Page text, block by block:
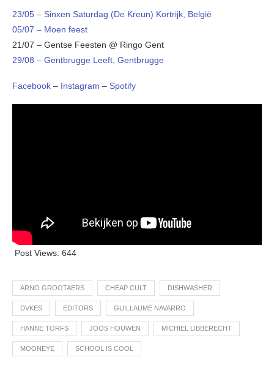
23/05 – Sinxen Saturdag (De Kreun) Kortrijk, België
05/07 – Moen feest
21/07 – Gentse Feesten @ Ringo Gent
29/08 – Gentbrugge Leeft, Gentbrugge
Facebook – Instagram – Spotify
Post Views: 644
ARNO GROOTAERS CHEAP CULT DISHWASHER
DVKES EDITORS GUILLAUME NAVARRO
HANNE TORFS JOOS HOUWEN MICHIEL LIBBERECHT
MOONEYE SCHOOL IS COOL